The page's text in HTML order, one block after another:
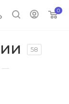
0
58
—